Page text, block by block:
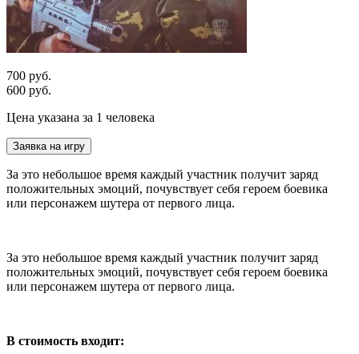
700 руб.
600 руб.
Цена указана за 1 человека
Заявка на игру
За это небольшое время каждый участник получит заряд
положительных эмоций, почувствует себя героем боевика
или персонажем шутера от первого лица.
За это небольшое время каждый участник получит заряд
положительных эмоций, почувствует себя героем боевика
или персонажем шутера от первого лица.
В стоимость входит: